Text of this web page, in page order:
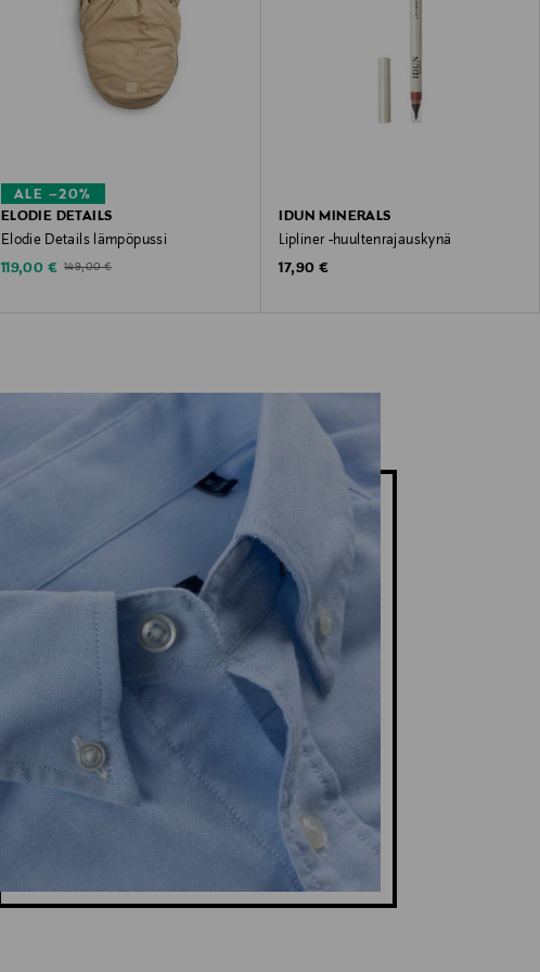
ALE –20%
ELODIE DETAILS
Elodie Details lämpöpussi
Discounted Price
119,00 € Original Price
149,00 €
IDUN MINERALS
Lipliner -huultenrajauskynä
Original Price
17,90 €